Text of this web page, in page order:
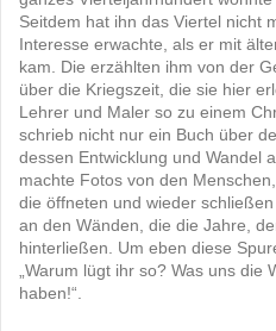
Seitdem hat ihn das Viertel nicht
Interesse erwachte, als er mit
kam. Die erzählten ihm von der
über die Kriegszeit, die sie hier
Lehrer und Maler so zu einem
schrieb nicht nur ein Buch über
dessen Entwicklung und Wandel
machte Fotos von den
die öffneten und wieder
an den Wänden, die die Jahre,
hinterließen. Um eben diese
„Warum lügt ihr so? Was uns
haben!“.